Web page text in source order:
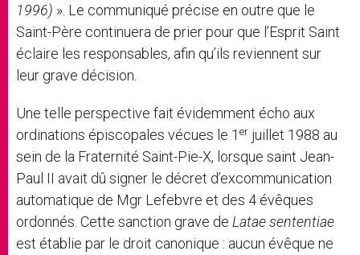
1996) ». Le communiqué précise en outre que le
Saint-Père continuera de prier pour que l’Esprit Saint
éclaire les responsables, afin qu’ils reviennent sur
leur grave décision.
Une telle perspective fait évidemment écho aux
ordinations épiscopales vécues le 1 er juillet 1988 au
sein de la Fraternité Saint-Pie-X, lorsque saint Jean-
Paul II avait dû signer le décret d’excommunication
automatique de Mgr Lefebvre et des 4 évêques
ordonnés. Cette sanction grave de Latae sententiae
est établie par le droit canonique : aucun évêque ne